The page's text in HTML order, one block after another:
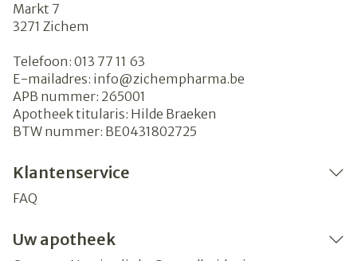
Markt 7
3271 Zichem
Telefoon: 013 77 11 63
E-mailadres: info@zichempharma.be
APB nummer: 265001
Apotheek titularis: Hilde Braeken
BTW nummer: BE0431802725
Klantenservice
FAQ
Uw apotheek